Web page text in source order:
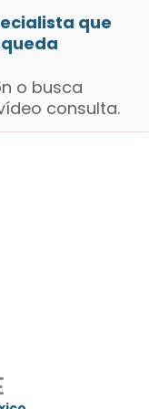
que
o busca
consulta.